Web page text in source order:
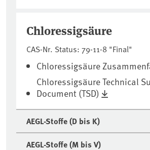
Chloressigsäure
CAS-Nr. Status: 79-11-8 "Final"
Chloressigsäure
Chloressigsäure Technical
Document (TSD)
AEGL-Stoffe (D bis K)
AEGL-Stoffe (M bis V)